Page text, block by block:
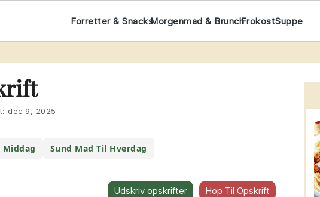
Forretter & SnacksMorgenmad & BrunchFrokostSuppe
dec 9, 2025
Sund Mad Til Hverdag
Udskriv opskrifter Hop Til Opskrift